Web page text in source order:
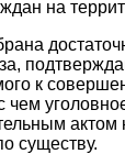
на
к
чем
актом
существу.